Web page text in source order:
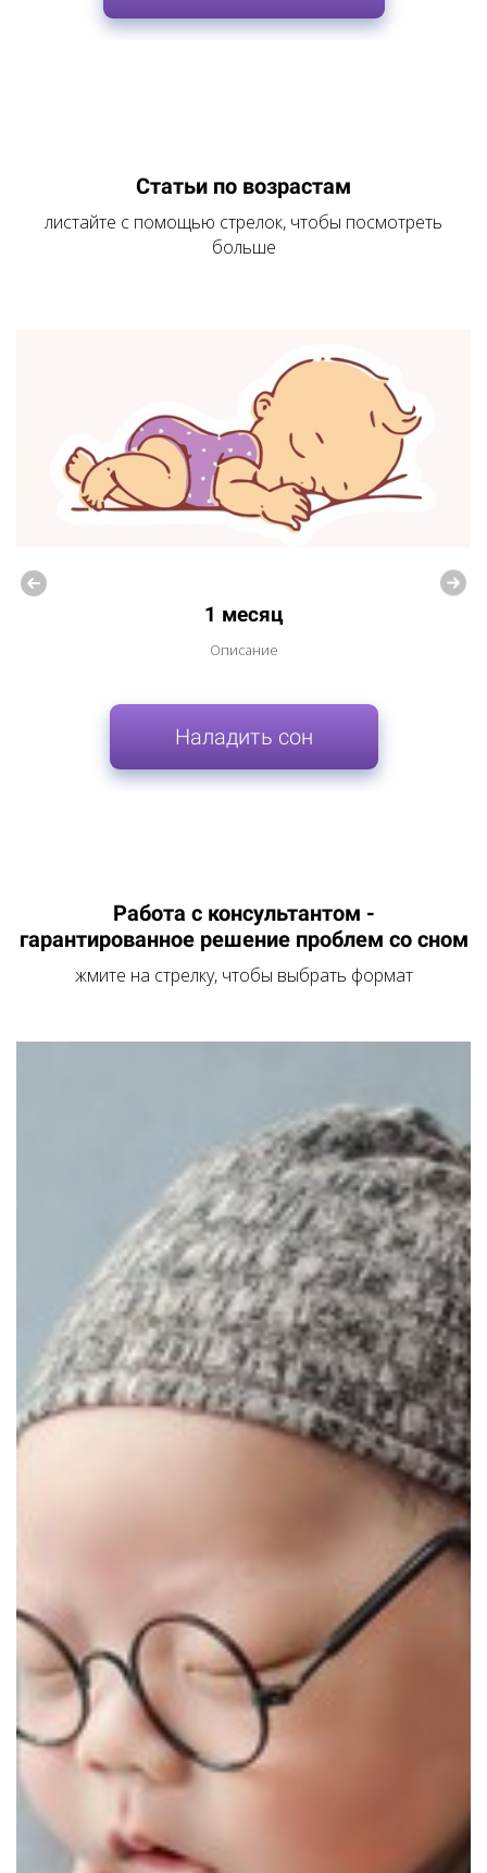
Статьи по возрастам
листайте с помощью стрелок, чтобы посмотреть
больше
1 месяц
Описание
Наладить сон
Работа с консультантом -
гарантированное решение проблем со сном
жмите на стрелку, чтобы выбрать формат